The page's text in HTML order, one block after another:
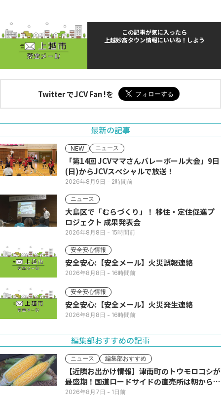
この記事が気に入ったら
上越妙高タウン情報にいいね！しよう
Twitter でJCV Fan !を
最新の記事
NEW ニュース
「第14回 JCVママさんバレーボール大会」9日
(日)からJCVスペシャルで放送！
2026年8月9日 - 2時間前
ニュース
大島区で「むらづくり」！ 移住・定住促進プ
ロジェクト 成果発表会
2026年8月8日 - 15時間前
安全安心情報
安全安心:【安全メール】火災誤報連絡
2026年8月8日 - 16時間前
安全安心情報
安全安心:【安全メール】火災発生連絡
2026年8月8日 - 16時間前
編集部おすすめの記事
ニュース 編集部おすすめ
【近隣お出かけ情報】津南町のトウモロコシが
最盛期！国道ロードサイドの直売所は朝から長
い列
2026年8月7日 - 1日前